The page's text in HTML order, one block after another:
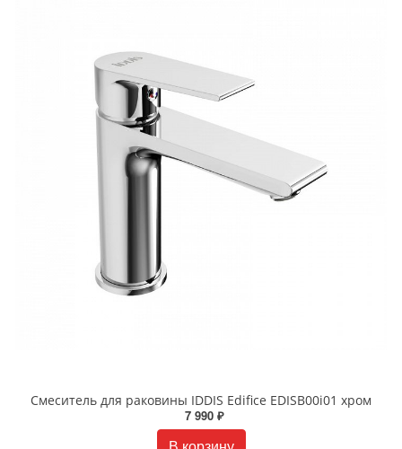
Смеситель для раковины IDDIS Edifice EDISB00i01 хром
7 990 ₽